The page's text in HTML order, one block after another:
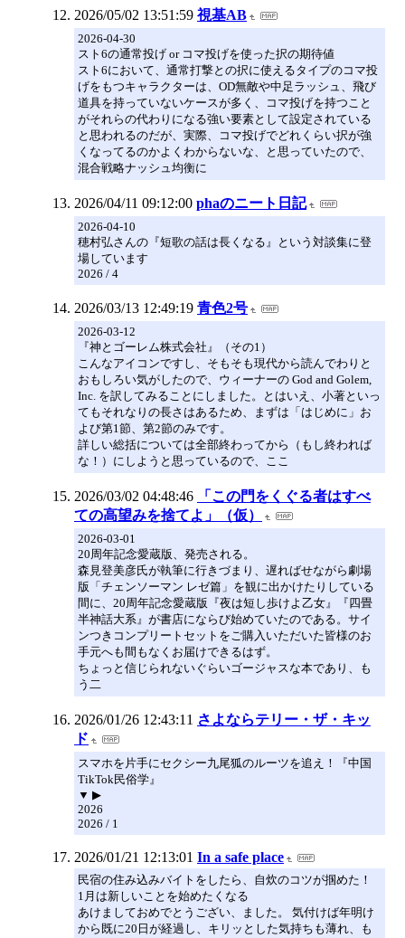
2026/05/02 13:51:59 視基AB
2026-04-30
スト6の通常投げ or コマ投げを使った択の期待値
スト6において、通常打撃との択に使えるタイプのコマ投
げをもつキャラクターは、OD無敵や中足ラッシュ、飛び
道具を持っていないケースが多く、コマ投げを持つこと
がそれらの代わりになる強い要素として設定されている
と思われるのだが、実際、コマ投げでどれくらい択が強
くなってるのかよくわからないな、と思っていたので、
混合戦略ナッシュ均衡に
2026/04/11 09:12:00 phaのニート日記
2026-04-10
穂村弘さんの『短歌の話は長くなる』という対談集に登
場しています
2026 / 4
2026/03/13 12:49:19 青色2号
2026-03-12
『神とゴーレム株式会社』（その1）
こんなアイコンですし、そもそも現代から読んでわりと
おもしろい気がしたので、ウィーナーの God and Golem,
Inc. を訳してみることにしました。とはいえ、小著といっ
てもそれなりの長さはあるため、まずは「はじめに」お
よび第1節、第2節のみです。
詳しい総括については全部終わってから（もし終われば
な！）にしようと思っているので、ここ
2026/03/02 04:48:46
「この門をくぐる者はすべ
ての高望みを捨てよ」（仮）
2026-03-01
20周年記念愛蔵版、発売される。
森見登美彦氏が執筆に行きづまり、遅ればせながら劇場
版「チェンソーマン レゼ篇」を観に出かけたりしている
間に、20周年記念愛蔵版『夜は短し歩けよ乙女』『四畳
半神話大系』が書店にならび始めていたのである。サイ
ンつきコンプリートセットをご購入いただいた皆様のお
手元へも間もなくお届けできるはず。
ちょっと信じられないぐらいゴージャスな本であり、も
う二
2026/01/26 12:43:11 さよならテリー・ザ・キッ
ド
スマホを片手にセクシー九尾狐のルーツを追え！『中国
TikTok民俗学』
▼ ▶
2026
2026 / 1
2026/01/21 12:13:01 In a safe place
民宿の住み込みバイトをしたら、自炊のコツが掴めた！
1月は新しいことを始めたくなる
あけましておめでとうござい、ました。 気付けば年明け
から既に20日が経過し、キリッとした気持ちも薄れ、も